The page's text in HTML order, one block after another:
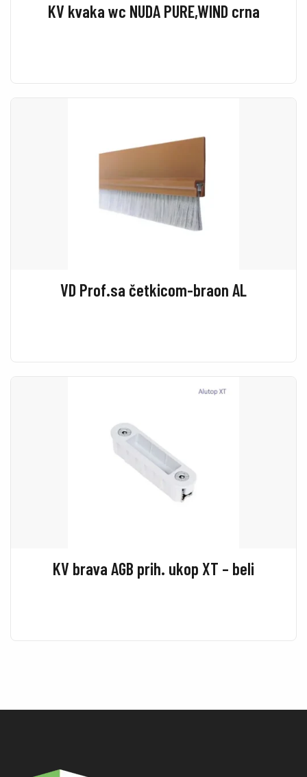
KV kvaka wc NUDA PURE,WIND crna
VD Prof.sa četkicom-braon AL
KV brava AGB prih. ukop XT – beli